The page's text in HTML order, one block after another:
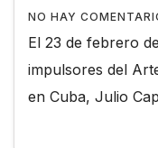
NO HAY
El 23 de febrero
impulsores del
en Cuba, Julio